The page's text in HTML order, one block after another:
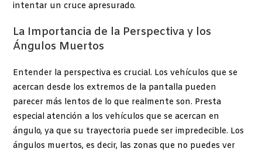
intentar un cruce apresurado.
La Importancia de la Perspectiva y los
Ángulos Muertos
Entender la perspectiva es crucial. Los vehículos que se
acercan desde los extremos de la pantalla pueden
parecer más lentos de lo que realmente son. Presta
especial atención a los vehículos que se acercan en
ángulo, ya que su trayectoria puede ser impredecible. Los
ángulos muertos, es decir, las zonas que no puedes ver